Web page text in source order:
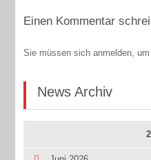
Einen Kommentar
Sie müssen sich anmelden,
News Archiv